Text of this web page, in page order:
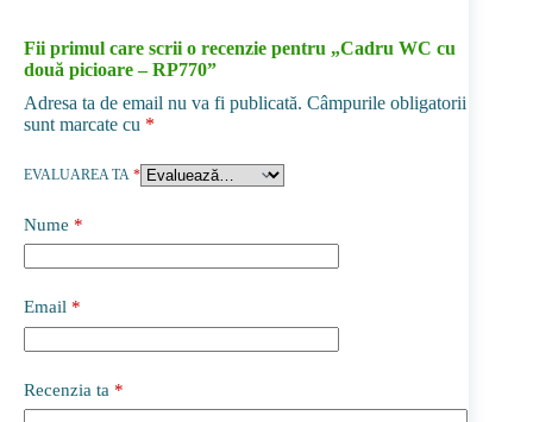
Fii primul care scrii o recenzie pentru „Cadru WC cu
două picioare – RP770”
Adresa ta de email nu va fi publicată. Câmpurile obligatorii
sunt marcate cu *
EVALUAREA TA *
Nume *
Email *
Recenzia ta *